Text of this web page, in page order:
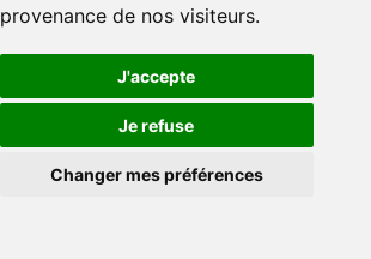
provenance de nos visiteurs.
J'accepte
Je refuse
Changer mes préférences